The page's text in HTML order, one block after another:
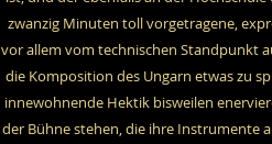
zwanzig Minuten toll vorgetragene,
vor allem vom technischen Standpunkt
die Komposition des Ungarn etwas zu
innewohnende Hektik bisweilen
der Bühne stehen, die ihre Instrumente